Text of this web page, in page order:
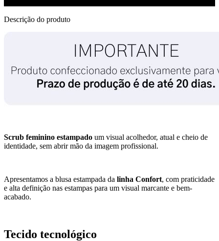
Descrição do produto
Scrub feminino estampado um visual acolhedor, atual e cheio de
identidade, sem abrir mão da imagem profissional.
Apresentamos a blusa estampada da linha Confort, com praticidade
e alta definição nas estampas para um visual marcante e bem-
acabado.
Tecido tecnológico